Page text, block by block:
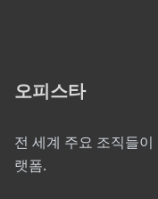
오피스타
전 세계 주요 조직들
랫폼.